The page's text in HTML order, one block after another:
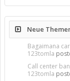
Neue
Bagaimana
123tomla
Call center
123tomla